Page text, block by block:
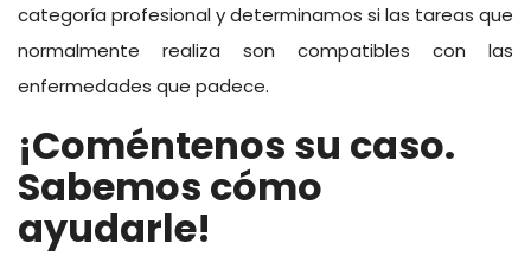
categoría profesional y determinamos si las tareas que
normalmente realiza son compatibles con las
enfermedades que padece.
¡Coméntenos su caso.
Sabemos cómo
ayudarle!